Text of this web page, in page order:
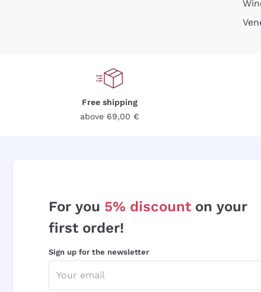
Free shipping
above 69,00 €
For you 5% discount on your
first order!
Sign up for the newsletter